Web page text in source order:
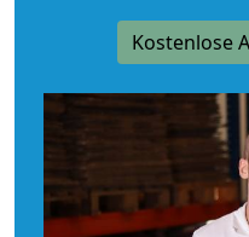
Kostenlose